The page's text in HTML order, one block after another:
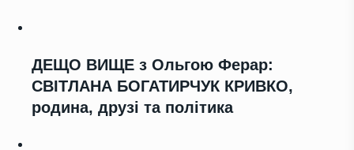
ДЕЩО ВИЩЕ з Ольгою Ферар:
СВІТЛАНА БОГАТИРЧУК КРИВКО,
родина, друзі та політика